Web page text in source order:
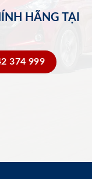
HÃNG TẠI
374 999